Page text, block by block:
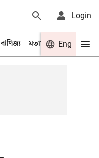
Login
বাণিজ্য মতামত খেলা
Eng